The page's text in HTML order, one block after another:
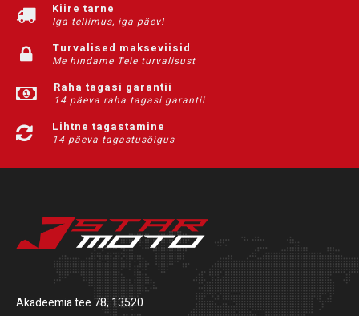
Kiire tarne
Iga tellimus, iga päev!
Turvalised makseviisid
Me hindame Teie turvalisust
Raha tagasi garantii
14 päeva raha tagasi garantii
Lihtne tagastamine
14 päeva tagastusõigus
Akadeemia tee 78, 13520